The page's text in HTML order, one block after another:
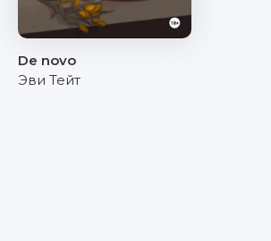
De novo
Эви Тейт